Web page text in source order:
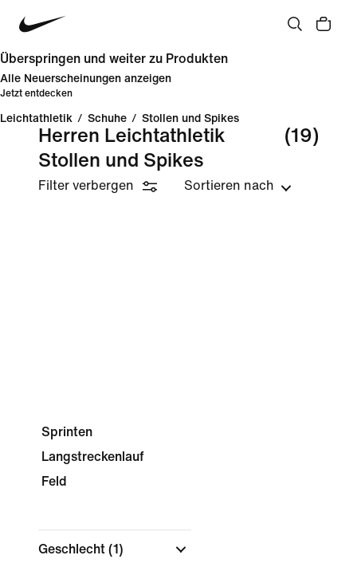
Überspringen und weiter zu Produkten
Alle Neuerscheinungen anzeigen
Jetzt entdecken
Leichtathletik / Schuhe / Stollen und Spikes
Herren Leichtathletik
Stollen und Spikes
(19)
Filter verbergen Sortieren nach
Sprinten
Langstreckenlauf
Feld
Geschlecht (1)